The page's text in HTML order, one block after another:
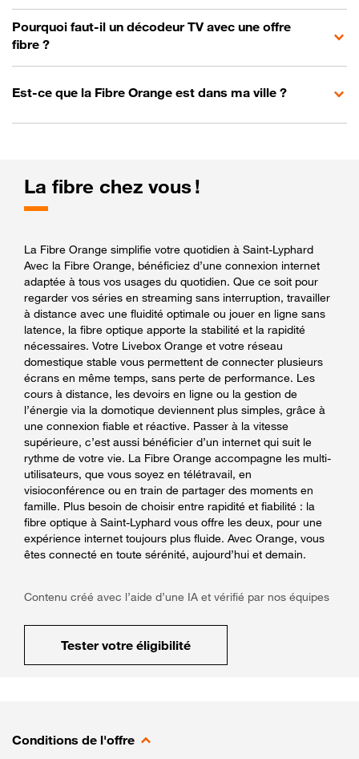
Pourquoi faut-il un décodeur TV avec une offre
fibre ?
Est-ce que la Fibre Orange est dans ma ville ?
La fibre chez vous !
La Fibre Orange simplifie votre quotidien à Saint-Lyphard
Avec la Fibre Orange, bénéficiez d’une connexion internet
adaptée à tous vos usages du quotidien. Que ce soit pour
regarder vos séries en streaming sans interruption, travailler
à distance avec une fluidité optimale ou jouer en ligne sans
latence, la fibre optique apporte la stabilité et la rapidité
nécessaires. Votre Livebox Orange et votre réseau
domestique stable vous permettent de connecter plusieurs
écrans en même temps, sans perte de performance. Les
cours à distance, les devoirs en ligne ou la gestion de
l’énergie via la domotique deviennent plus simples, grâce à
une connexion fiable et réactive. Passer à la vitesse
supérieure, c’est aussi bénéficier d’un internet qui suit le
rythme de votre vie. La Fibre Orange accompagne les multi-
utilisateurs, que vous soyez en télétravail, en
visioconférence ou en train de partager des moments en
famille. Plus besoin de choisir entre rapidité et fiabilité : la
fibre optique à Saint-Lyphard vous offre les deux, pour une
expérience internet toujours plus fluide. Avec Orange, vous
êtes connecté en toute sérénité, aujourd’hui et demain.
Contenu créé avec l’aide d’une IA et vérifié par nos équipes
Tester votre éligibilité
Conditions de l'offre